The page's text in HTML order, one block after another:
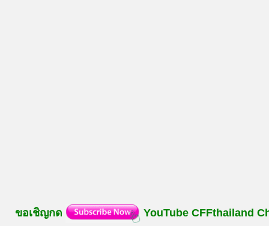
ขอเชิญกด YouTube CFFthailand